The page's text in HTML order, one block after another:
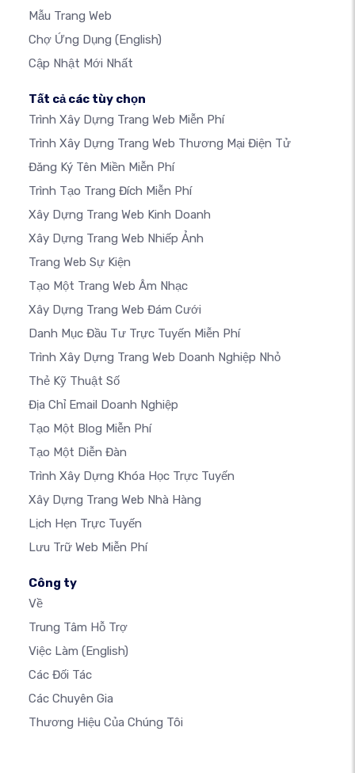
Mẫu Trang Web
Chợ Ứng Dụng (English)
Cập Nhật Mới Nhất
Tất cả các tùy chọn
Trình Xây Dựng Trang Web Miễn Phí
Trình Xây Dựng Trang Web Thương Mại Điện Tử
Đăng Ký Tên Miền Miễn Phí
Trình Tạo Trang Đích Miễn Phí
Xây Dựng Trang Web Kinh Doanh
Xây Dựng Trang Web Nhiếp Ảnh
Trang Web Sự Kiện
Tạo Một Trang Web Âm Nhạc
Xây Dựng Trang Web Đám Cưới
Danh Mục Đầu Tư Trực Tuyến Miễn Phí
Trình Xây Dựng Trang Web Doanh Nghiệp Nhỏ
Thẻ Kỹ Thuật Số
Địa Chỉ Email Doanh Nghiệp
Tạo Một Blog Miễn Phí
Tạo Một Diễn Đàn
Trình Xây Dựng Khóa Học Trực Tuyến
Xây Dựng Trang Web Nhà Hàng
Lịch Hẹn Trực Tuyến
Lưu Trữ Web Miễn Phí
Công ty
Về
Trung Tâm Hỗ Trợ
Việc Làm (English)
Các Đối Tác
Các Chuyên Gia
Thương Hiệu Của Chúng Tôi